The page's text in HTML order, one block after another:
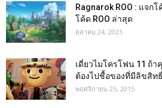
Ragnarok ROO : แจก
โค้ด ROO ล่าสุด
ตุลาคม 24, 2023
เดี่ยวไมโครโฟน 11 ถ้
ต้องไปชื้อของที่มีลิขสิท
พฤศจิกายน 25, 2015